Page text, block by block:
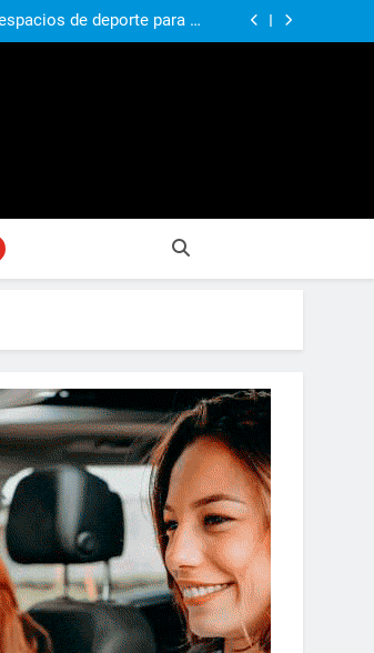
de deporte para el
desarrollo de la comunidad
sobre Pilar: “Hay historias
de deporte para el
Pilar: “Hay historias
jefes comunales del GBA